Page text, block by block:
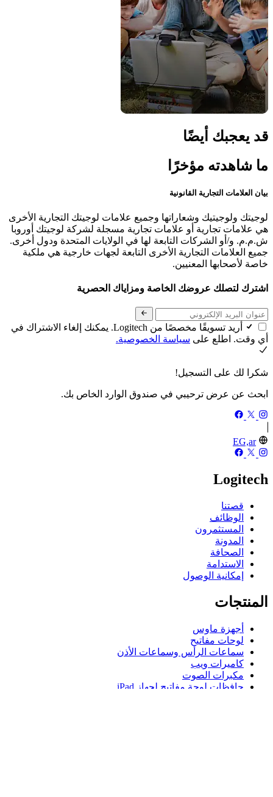
قد يعجبك أيضًا
ما شاهدته مؤخرًا
بيان العلامات التجارية القانونية
لوجيتك ولوجيتيك وشعاراتها وجميع علامات لوجيتك التجارية الأخرى
هي علامات تجارية أو علامات تجارية مسجلة لشركة لوجيتك أوروبا
ش.م.م. و/أو الشركات التابعة لها في الولايات المتحدة ودول أخرى.
جميع العلامات التجارية الأخرى التابعة لجهات خارجية هي ملكية
خاصة لأصحابها المعنيين.
اشترك لتصلك عروضك الخاصة ومزاياك الحصرية
أريد تسويقًا مخصصًا من Logitech. يمكنك إلغاء الاشتراك في
أي وقت. اطلع على سياسة الخصوصية.
شكرا لك على التسجيل!
ابحث عن عرض ترحيبي في صندوق الوارد الخاص بك.
EG,ar
Logitech
قصتنا
الوظائف
المستثمرون
المدونة
الصحافة
الاستدامة
إمكانية الوصول
المنتجات
أجهزة ماوس
لوحات مفاتيح
سماعات الرأس وسماعات الأذن
كاميرات ويب
مكبرات الصوت
حافظات لوحة مفاتيح لجهاز iPad